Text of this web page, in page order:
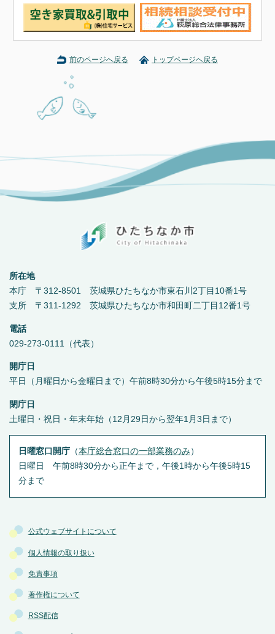
前のページへ戻る トップページへ戻る
公式ウェブサイトについて
個人情報の取り扱い
免責事項
著作権について
RSS配信
所在地
本庁 〒312-8501 茨城県ひたちなか市東石川2丁目10番1号
支所 〒311-1292 茨城県ひたちなか市和田町二丁目12番1号
電話
029-273-0111（代表）
開庁日
平日（月曜日から金曜日まで）午前8時30分から午後5時15分まで
閉庁日
土曜日・祝日・年末年始（12月29日から翌年1月3日まで）
日曜窓口開庁（本庁総合窓口の一部業務のみ ）
日曜日 午前8時30分から正午まで，午後1時から午後5時15
分まで